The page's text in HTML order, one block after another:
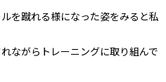
を蹴れる様になった姿をみると私
ながらトレーニングに取り組んで